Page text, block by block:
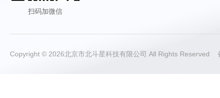
扫码加微信
Copyright © 2026北京市北斗星科技有限公司 All Rights Reserved